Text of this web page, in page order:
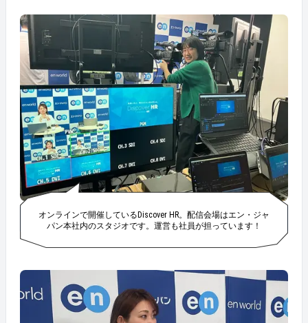
オンラインで開催しているDiscover HR。配信会場はエン・ジャ
パン本社内のスタジオです。運営も社員が担っています！